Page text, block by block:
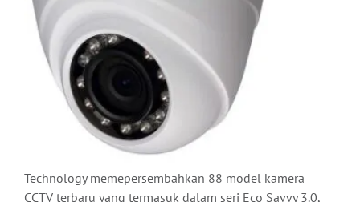
Technology memepersembahkan 88 model kamera
CCTV terbaru yang termasuk dalam seri Eco Savvy 3.0,